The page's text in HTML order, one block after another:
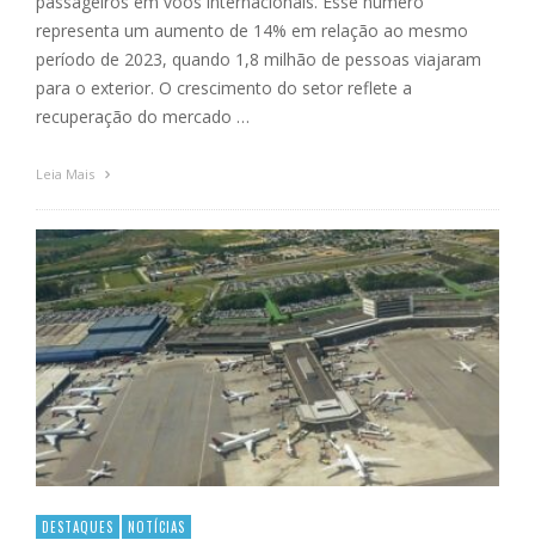
representa um aumento de 14% em relação ao mesmo
período de 2023, quando 1,8 milhão de pessoas viajaram
para o exterior. O crescimento do setor reflete a
recuperação do mercado …
Leia Mais
DESTAQUES NOTÍCIAS